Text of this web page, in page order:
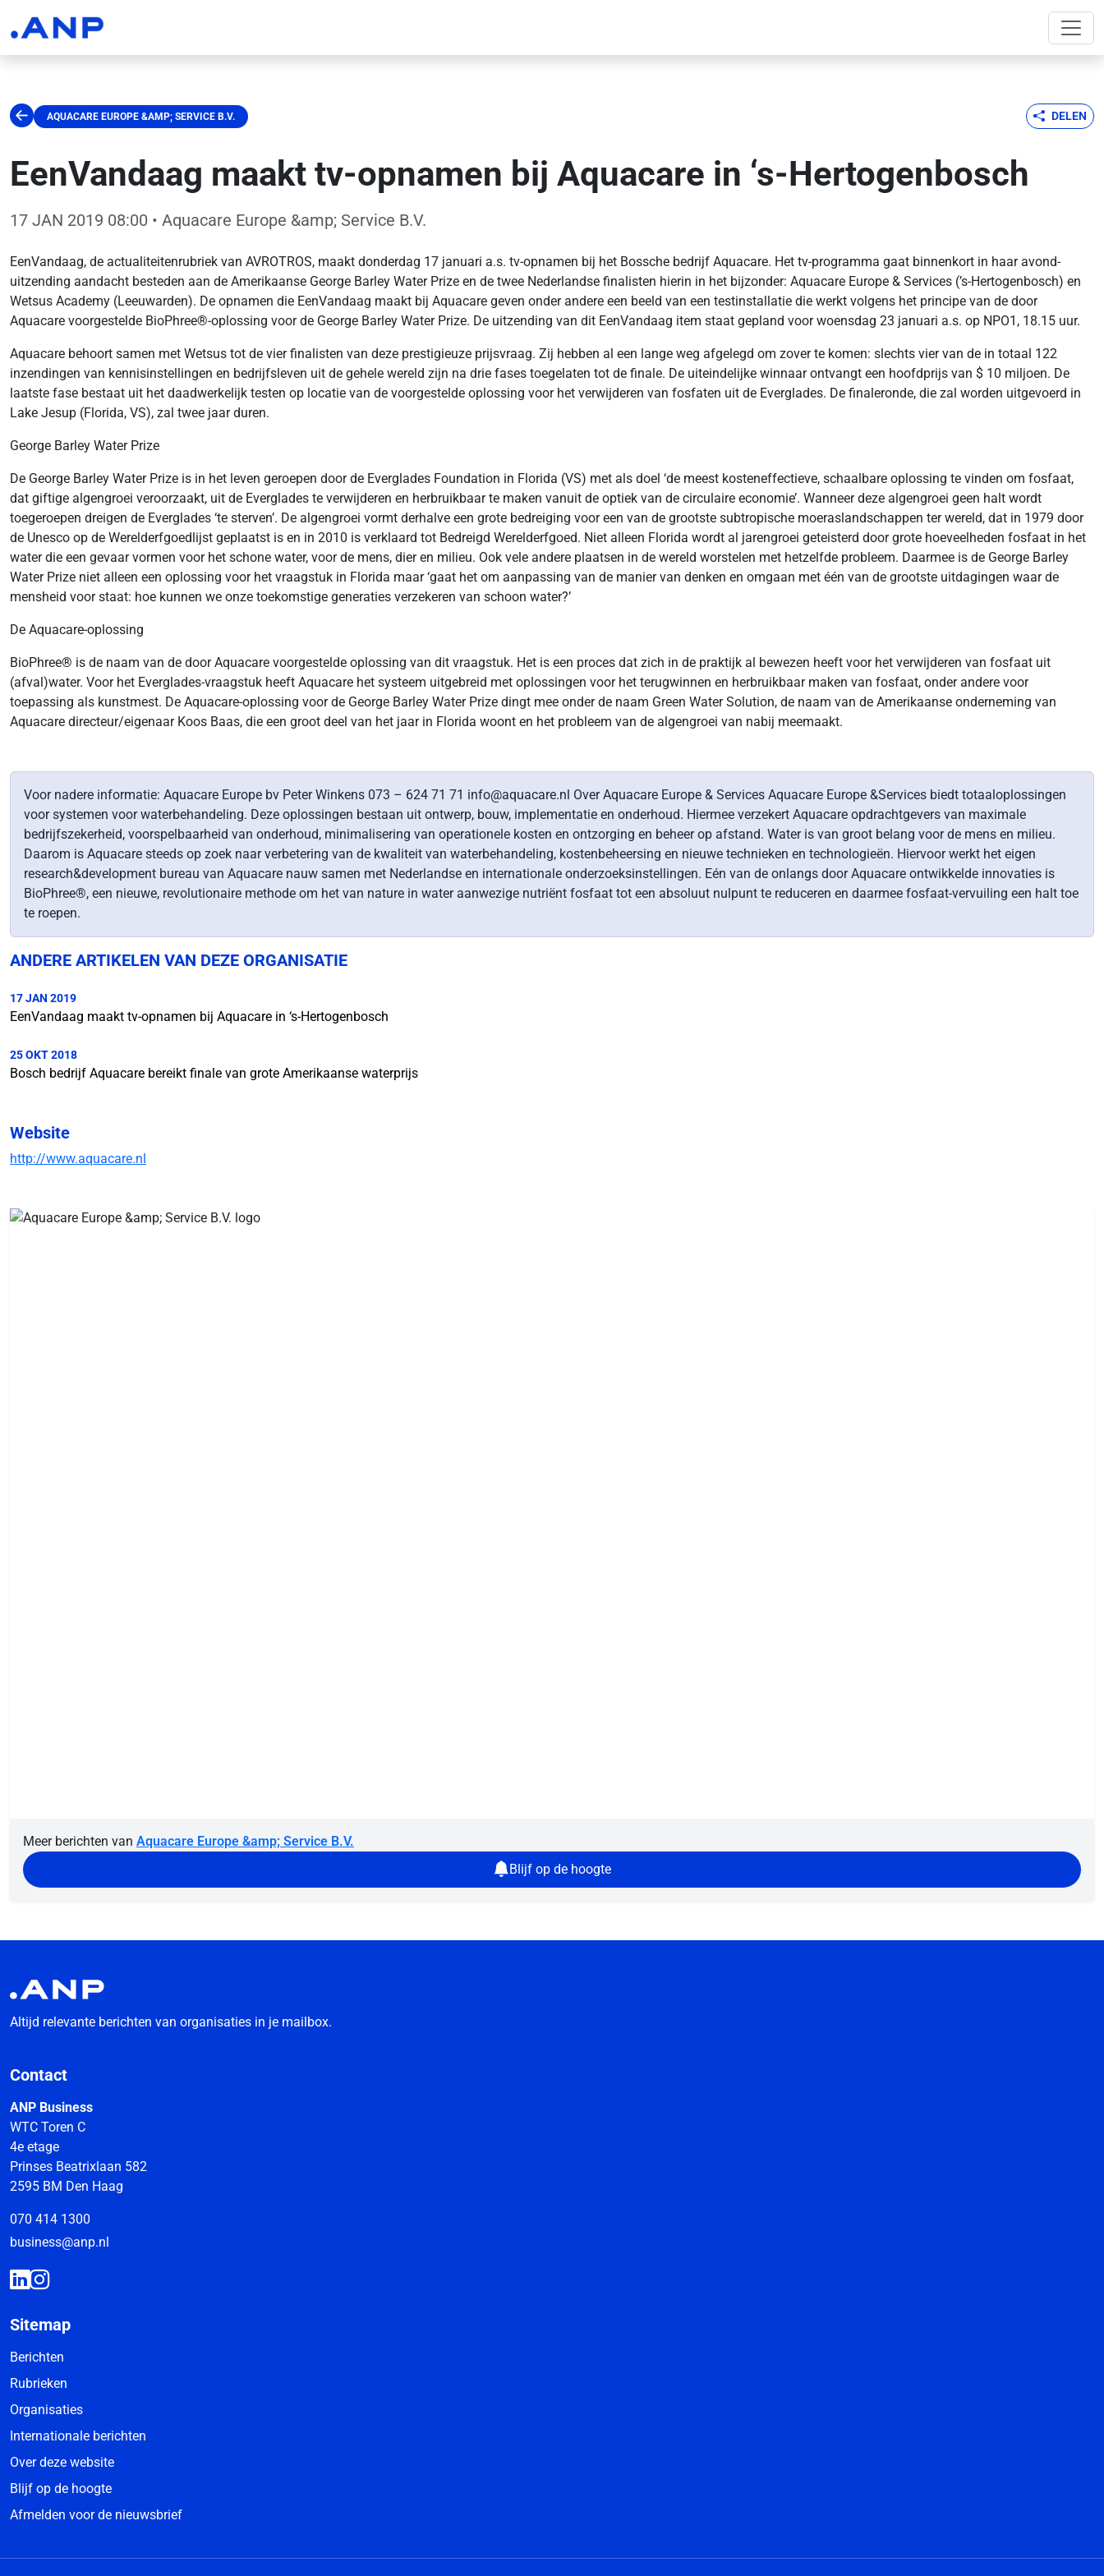
AQUACARE EUROPE &AMP; SERVICE B.V. DELEN
EenVandaag maakt tv-opnamen bij Aquacare in ‘s-Hertogenbosch
17 JAN 2019 08:00 • Aquacare Europe &amp; Service B.V.
EenVandaag, de actualiteitenrubriek van AVROTROS, maakt donderdag 17 januari a.s. tv-opnamen bij het Bossche bedrijf Aquacare. Het tv-programma gaat binnenkort in haar avond-
uitzending aandacht besteden aan de Amerikaanse George Barley Water Prize en de twee Nederlandse finalisten hierin in het bijzonder: Aquacare Europe & Services (’s-Hertogenbosch) en
Wetsus Academy (Leeuwarden). De opnamen die EenVandaag maakt bij Aquacare geven onder andere een beeld van een testinstallatie die werkt volgens het principe van de door
Aquacare voorgestelde BioPhree®-oplossing voor de George Barley Water Prize. De uitzending van dit EenVandaag item staat gepland voor woensdag 23 januari a.s. op NPO1, 18.15 uur.
Aquacare behoort samen met Wetsus tot de vier finalisten van deze prestigieuze prijsvraag. Zij hebben al een lange weg afgelegd om zover te komen: slechts vier van de in totaal 122
inzendingen van kennisinstellingen en bedrijfsleven uit de gehele wereld zijn na drie fases toegelaten tot de finale. De uiteindelijke winnaar ontvangt een hoofdprijs van $ 10 miljoen. De
laatste fase bestaat uit het daadwerkelijk testen op locatie van de voorgestelde oplossing voor het verwijderen van fosfaten uit de Everglades. De finaleronde, die zal worden uitgevoerd in
Lake Jesup (Florida, VS), zal twee jaar duren.
George Barley Water Prize
De George Barley Water Prize is in het leven geroepen door de Everglades Foundation in Florida (VS) met als doel ‘de meest kosteneffectieve, schaalbare oplossing te vinden om fosfaat,
dat giftige algengroei veroorzaakt, uit de Everglades te verwijderen en herbruikbaar te maken vanuit de optiek van de circulaire economie’. Wanneer deze algengroei geen halt wordt
toegeroepen dreigen de Everglades ‘te sterven’. De algengroei vormt derhalve een grote bedreiging voor een van de grootste subtropische moeraslandschappen ter wereld, dat in 1979 door
de Unesco op de Werelderfgoedlijst geplaatst is en in 2010 is verklaard tot Bedreigd Werelderfgoed. Niet alleen Florida wordt al jarengroei geteisterd door grote hoeveelheden fosfaat in het
water die een gevaar vormen voor het schone water, voor de mens, dier en milieu. Ook vele andere plaatsen in de wereld worstelen met hetzelfde probleem. Daarmee is de George Barley
Water Prize niet alleen een oplossing voor het vraagstuk in Florida maar ‘gaat het om aanpassing van de manier van denken en omgaan met één van de grootste uitdagingen waar de
mensheid voor staat: hoe kunnen we onze toekomstige generaties verzekeren van schoon water?’
De Aquacare-oplossing
BioPhree® is de naam van de door Aquacare voorgestelde oplossing van dit vraagstuk. Het is een proces dat zich in de praktijk al bewezen heeft voor het verwijderen van fosfaat uit
(afval)water. Voor het Everglades-vraagstuk heeft Aquacare het systeem uitgebreid met oplossingen voor het terugwinnen en herbruikbaar maken van fosfaat, onder andere voor
toepassing als kunstmest. De Aquacare-oplossing voor de George Barley Water Prize dingt mee onder de naam Green Water Solution, de naam van de Amerikaanse onderneming van
Aquacare directeur/eigenaar Koos Baas, die een groot deel van het jaar in Florida woont en het probleem van de algengroei van nabij meemaakt.
Voor nadere informatie: Aquacare Europe bv Peter Winkens 073 – 624 71 71 info@aquacare.nl Over Aquacare Europe & Services Aquacare Europe &Services biedt totaaloplossingen
voor systemen voor waterbehandeling. Deze oplossingen bestaan uit ontwerp, bouw, implementatie en onderhoud. Hiermee verzekert Aquacare opdrachtgevers van maximale
bedrijfszekerheid, voorspelbaarheid van onderhoud, minimalisering van operationele kosten en ontzorging en beheer op afstand. Water is van groot belang voor de mens en milieu.
Daarom is Aquacare steeds op zoek naar verbetering van de kwaliteit van waterbehandeling, kostenbeheersing en nieuwe technieken en technologieën. Hiervoor werkt het eigen
research&development bureau van Aquacare nauw samen met Nederlandse en internationale onderzoeksinstellingen. Eén van de onlangs door Aquacare ontwikkelde innovaties is
BioPhree®, een nieuwe, revolutionaire methode om het van nature in water aanwezige nutriënt fosfaat tot een absoluut nulpunt te reduceren en daarmee fosfaat-vervuiling een halt toe
te roepen.
ANDERE ARTIKELEN VAN DEZE ORGANISATIE
17 JAN 2019
EenVandaag maakt tv-opnamen bij Aquacare in ‘s-Hertogenbosch
25 OKT 2018
Bosch bedrijf Aquacare bereikt finale van grote Amerikaanse waterprijs
Website
http://www.aquacare.nl
Meer berichten van Aquacare Europe &amp; Service B.V.
Blijf op de hoogte
Altijd relevante berichten van organisaties in je mailbox.
Contact
ANP Business
WTC Toren C
4e etage
Prinses Beatrixlaan 582
2595 BM Den Haag
070 414 1300
business@anp.nl
Sitemap
Berichten
Rubrieken
Organisaties
Internationale berichten
Over deze website
Blijf op de hoogte
Afmelden voor de nieuwsbrief